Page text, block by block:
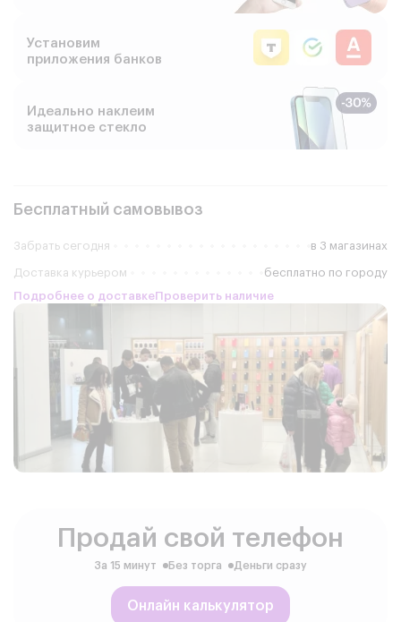
Установим
приложения банков
Идеально наклеим
защитное стекло
Бесплатный самовывоз
Забрать сегодня в 3 магазинах
Доставка курьером
бесплатно по городу
Подробнее о доставкеПроверить наличие
Продай свой телефон
За 15 минут Без торга Деньги сразу
Онлайн калькулятор